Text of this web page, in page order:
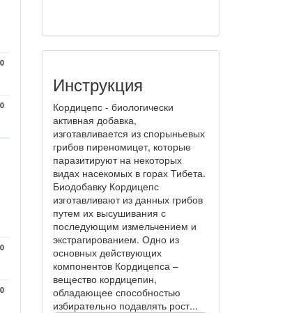
Инструкция
Кордицепс - биологически
активная добавка,
изготавливается из спорыньевых
грибов пиреномицет, которые
паразитируют на некоторых
видах насекомых в горах Тибета.
Биодобавку Кордицепс
изготавливают из данных грибов
путем их высушивания с
последующим измельчением и
экстрагированием. Одно из
основных действующих
компонентов Кордицепса –
вещество кордицепин,
обладающее способностью
избирательно подавлять рост...